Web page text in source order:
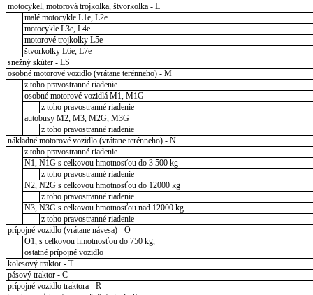
motocykel, motorová trojkolka, štvorkolka - L
malé motocykle L1e, L2e
motocykle L3e, L4e
motorové trojkolky L5e
štvorkolky L6e, L7e
snežný skúter - LS
osobné motorové vozidlo (vrátane terénneho) - M
z toho pravostranné riadenie
osobné motorové vozidlá M1, M1G
z toho pravostranné riadenie
autobusy M2, M3, M2G, M3G
z toho pravostranné riadenie
nákladné motorové vozidlo (vrátane terénneho) - N
z toho pravostranné riadenie
N1, N1G s celkovou hmotnosťou do 3 500 kg
z toho pravostranné riadenie
N2, N2G s celkovou hmotnosťou do 12000 kg
z toho pravostranné riadenie
N3, N3G s celkovou hmotnosťou nad 12000 kg
z toho pravostranné riadenie
prípojné vozidlo (vrátane návesa) - O
O1, s celkovou hmotnosťou do 750 kg,
ostatné prípojné vozidlo
kolesový traktor - T
pásový traktor - C
prípojné vozidlo traktora - R